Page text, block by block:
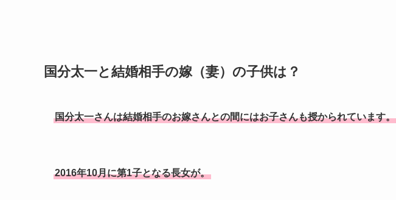
国分太一と結婚相手の嫁（妻）の子供は？
国分太一さんは結婚相手のお嫁さんとの間にはお子さんも授かられています。
2016年10月に第1子となる長女が。